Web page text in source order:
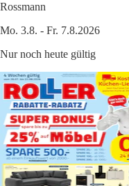
Rossmann
Mo. 3.8. - Fr. 7.8.2026
Nur noch heute gültig